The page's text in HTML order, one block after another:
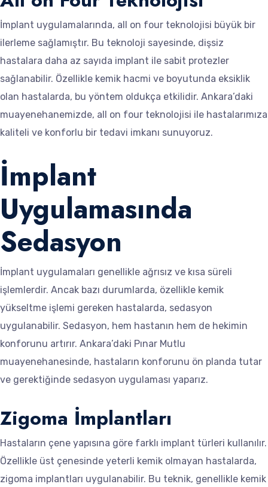
İmplant uygulamalarında, all on four teknolojisi büyük bir
ilerleme sağlamıştır. Bu teknoloji sayesinde, dişsiz
hastalara daha az sayıda implant ile sabit protezler
sağlanabilir. Özellikle kemik hacmi ve boyutunda eksiklik
olan hastalarda, bu yöntem oldukça etkilidir. Ankara’daki
muayenehanemizde, all on four teknolojisi ile hastalarımıza
kaliteli ve konforlu bir tedavi imkanı sunuyoruz.
İmplant
Uygulamasında
Sedasyon
İmplant uygulamaları genellikle ağrısız ve kısa süreli
işlemlerdir. Ancak bazı durumlarda, özellikle kemik
yükseltme işlemi gereken hastalarda, sedasyon
uygulanabilir. Sedasyon, hem hastanın hem de hekimin
konforunu artırır. Ankara’daki Pınar Mutlu
muayenehanesinde, hastaların konforunu ön planda tutar
ve gerektiğinde sedasyon uygulaması yaparız.
Zigoma İmplantları
Hastaların çene yapısına göre farklı implant türleri kullanılır.
Özellikle üst çenesinde yeterli kemik olmayan hastalarda,
zigoma implantları uygulanabilir. Bu teknik, genellikle kemik